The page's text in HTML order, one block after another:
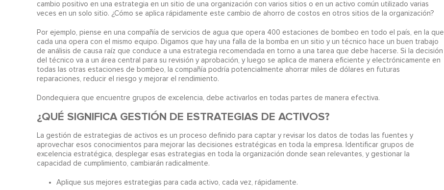
cambio positivo en una estrategia en un sitio de una organización con varios sitios o en un activo común utilizado varias
veces en un solo sitio. ¿Cómo se aplica rápidamente este cambio de ahorro de costos en otros sitios de la organización?
Por ejemplo, piense en una compañía de servicios de agua que opera 400 estaciones de bombeo en todo el país, en la que
cada una opera con el mismo equipo. Digamos que hay una falla de la bomba en un sitio y un técnico hace un buen trabajo
de análisis de causa raíz que conduce a una estrategia recomendada en torno a una tarea que debe hacerse. Si la decisión
del técnico va a un área central para su revisión y aprobación, y luego se aplica de manera eficiente y electrónicamente en
todas las otras estaciones de bombeo, la compañía podría potencialmente ahorrar miles de dólares en futuras
reparaciones, reducir el riesgo y mejorar el rendimiento.
Dondequiera que encuentre grupos de excelencia, debe activarlos en todas partes de manera efectiva.
¿QUÉ SIGNIFICAGESTIÓN DE ESTRATEGIAS DE ACTIVOS?
La gestión de estrategias de activos es un proceso definido para captar y revisar los datos de todas las fuentes y
aprovechar esos conocimientos para mejorar las decisiones estratégicas en toda la empresa. Identificar grupos de
excelencia estratégica, desplegar esas estrategias en toda la organización donde sean relevantes, y gestionar la
capacidad de cumplimiento, cambiarán radicalmente.
Aplique sus mejores estrategias para cada activo, cada vez, rápidamente.